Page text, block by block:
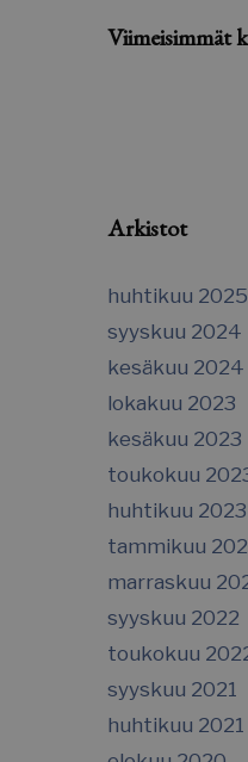
Viimeisimmät
Arkistot
huhtikuu 2025
syyskuu 2024
kesäkuu 2024
lokakuu 2023
kesäkuu 2023
toukokuu
huhtikuu 2023
tammikuu
marraskuu
syyskuu 2022
toukokuu
syyskuu 2021
huhtikuu 2021